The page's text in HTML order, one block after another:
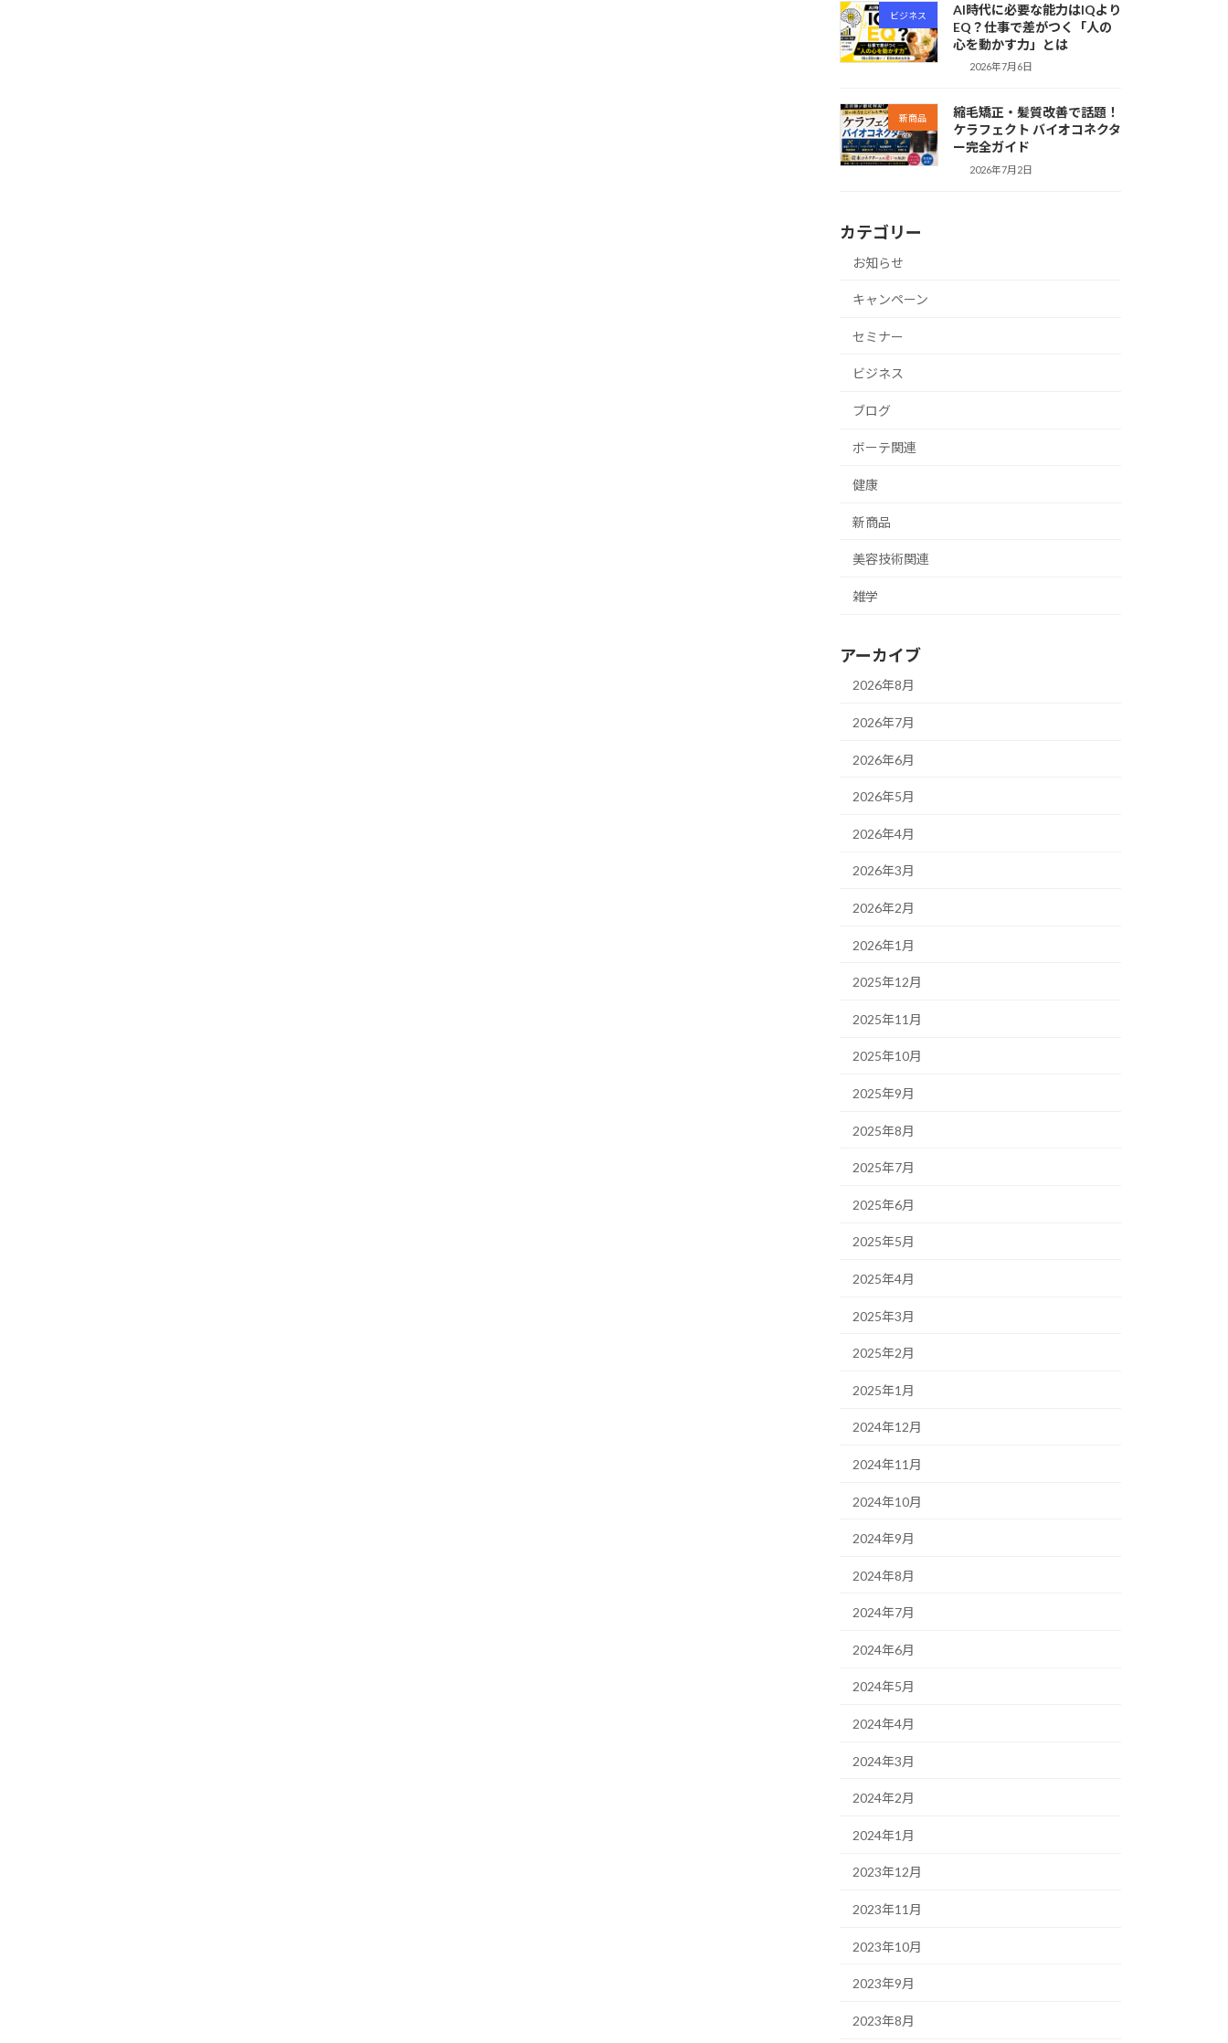
ビジネス
AI時代に必要な能力はIQより
EQ？仕事で差がつく「人の
心を動かす力」とは
2026年7月6日
新商品
縮毛矯正・髪質改善で話題！
ケラフェクト バイオコネクタ
ー完全ガイド
2026年7月2日
カテゴリー
お知らせ
キャンペーン
セミナー
ビジネス
ブログ
ボーテ関連
健康
新商品
美容技術関連
雑学
アーカイブ
2026年8月
2026年7月
2026年6月
2026年5月
2026年4月
2026年3月
2026年2月
2026年1月
2025年12月
2025年11月
2025年10月
2025年9月
2025年8月
2025年7月
2025年6月
2025年5月
2025年4月
2025年3月
2025年2月
2025年1月
2024年12月
2024年11月
2024年10月
2024年9月
2024年8月
2024年7月
2024年6月
2024年5月
2024年4月
2024年3月
2024年2月
2024年1月
2023年12月
2023年11月
2023年10月
2023年9月
2023年8月